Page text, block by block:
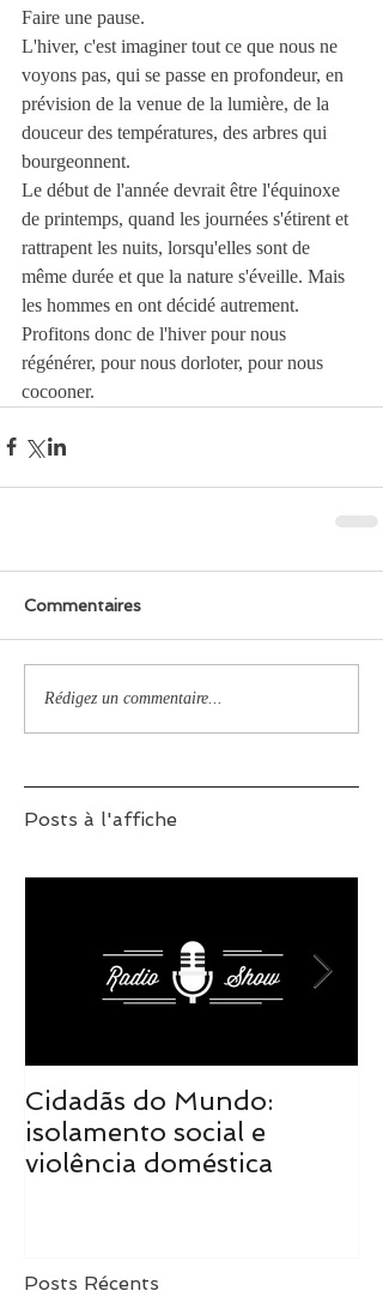
Posts Récents
Posts à l'affiche
Faire une pause.
L'hiver, c'est imaginer tout ce que nous ne
voyons pas, qui se passe en profondeur, en
prévision de la venue de la lumière, de la
douceur des températures, des arbres qui
bourgeonnent.
Le début de l'année devrait être l'équinoxe
de printemps, quand les journées s'étirent et
rattrapent les nuits, lorsqu'elles sont de
même durée et que la nature s'éveille. Mais
les hommes en ont décidé autrement.
Profitons donc de l'hiver pour nous
régénérer, pour nous dorloter, pour nous
cocooner.
Commentaires
Rédigez un commentaire...
Cidadãs do Mundo:
isolamento social e
violência doméstica